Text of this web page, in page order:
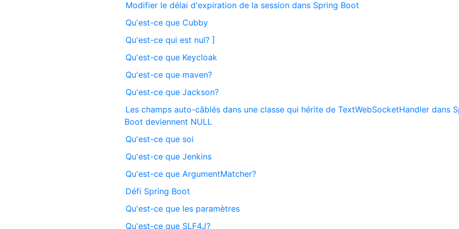
Modifier le délai d'expiration de la session dans Spring Boot
Qu'est-ce que Cubby
Qu'est-ce qui est nul? ]
Qu'est-ce que Keycloak
Qu'est-ce que maven?
Qu'est-ce que Jackson?
Les champs auto-câblés dans une classe qui hérite de TextWebSocketHandler dans
Boot deviennent NULL
Qu'est-ce que soi
Qu'est-ce que Jenkins
Qu'est-ce que ArgumentMatcher?
Défi Spring Boot
Qu'est-ce que les paramètres
Qu'est-ce que SLF4J?